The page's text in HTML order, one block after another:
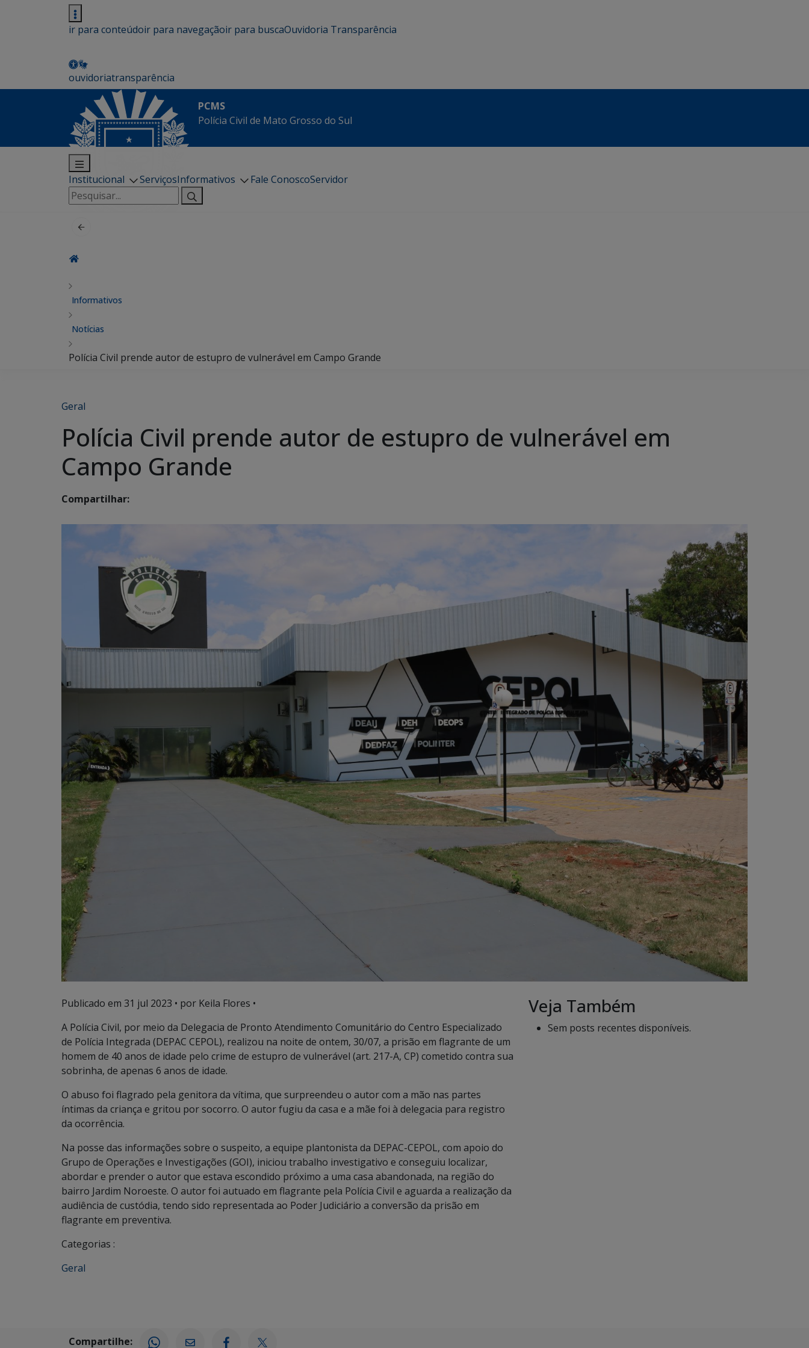
ir para conteúdoir para navegaçãoir para buscaOuvidoria Transparência
ouvidoriatransparência
PCMS
Polícia Civil de Mato Grosso do Sul
Institucional ServiçosInformativos Fale ConoscoServidor
Pesquisar
por:
Informativos
Notícias
Polícia Civil prende autor de estupro de vulnerável em Campo Grande
Geral
Polícia Civil prende autor de estupro de vulnerável em
Campo Grande
Compartilhar:
Publicado em 31 jul 2023 • por Keila Flores •
A Polícia Civil, por meio da Delegacia de Pronto Atendimento Comunitário do Centro Especializado
de Polícia Integrada (DEPAC CEPOL), realizou na noite de ontem, 30/07, a prisão em flagrante de um
homem de 40 anos de idade pelo crime de estupro de vulnerável (art. 217-A, CP) cometido contra sua
sobrinha, de apenas 6 anos de idade.
O abuso foi flagrado pela genitora da vítima, que surpreendeu o autor com a mão nas partes
íntimas da criança e gritou por socorro. O autor fugiu da casa e a mãe foi à delegacia para registro
da ocorrência.
Na posse das informações sobre o suspeito, a equipe plantonista da DEPAC-CEPOL, com apoio do
Grupo de Operações e Investigações (GOI), iniciou trabalho investigativo e conseguiu localizar,
abordar e prender o autor que estava escondido próximo a uma casa abandonada, na região do
bairro Jardim Noroeste. O autor foi autuado em flagrante pela Polícia Civil e aguarda a realização da
audiência de custódia, tendo sido representada ao Poder Judiciário a conversão da prisão em
flagrante em preventiva.
Categorias :
Geral
Veja Também
Sem posts recentes disponíveis.
Compartilhe: